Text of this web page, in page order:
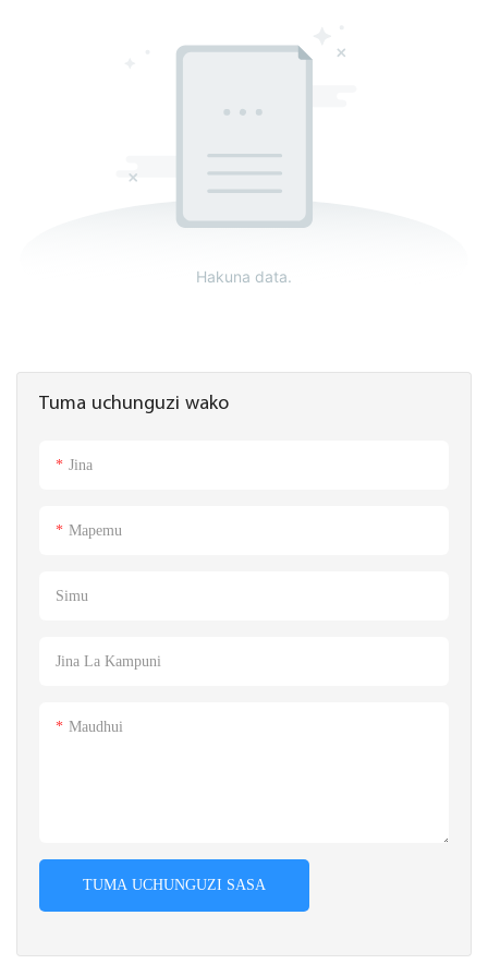
Tuma uchunguzi wako
Jina
Mapemu
Simu
Jina La Kampuni
Maudhui
TUMA UCHUNGUZI SASA
Hakuna data.